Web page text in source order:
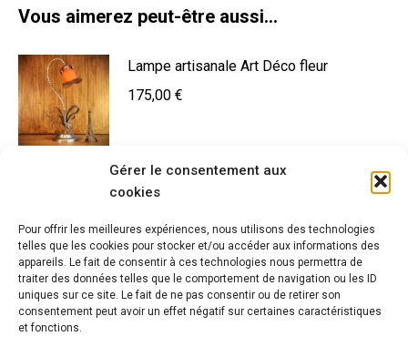
Gérer le consentement aux
cookies
Pour offrir les meilleures expériences, nous utilisons des technologies
telles que les cookies pour stocker et/ou accéder aux informations des
appareils. Le fait de consentir à ces technologies nous permettra de
traiter des données telles que le comportement de navigation ou les ID
uniques sur ce site. Le fait de ne pas consentir ou de retirer son
consentement peut avoir un effet négatif sur certaines caractéristiques
et fonctions.
Vous aimerez peut-être aussi…
Lampe artisanale Art Déco fleur
175,00 €
Lampe Art Nouveau laiton et bronze
Lampe Art Déco laiton tulipe fleur